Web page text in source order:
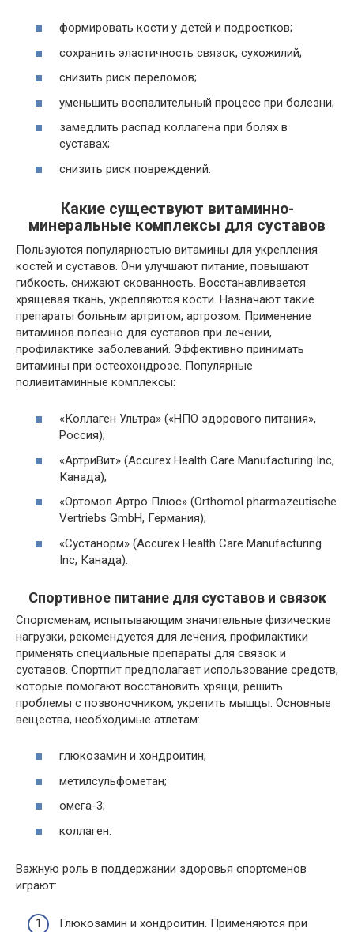
формировать кости у детей и подростков;
сохранить эластичность связок, сухожилий;
снизить риск переломов;
уменьшить воспалительный процесс при болезни;
замедлить распад коллагена при болях в
суставах;
снизить риск повреждений.
Какие существуют витаминно-
минеральные комплексы для суставов
Пользуются популярностью витамины для укрепления
костей и суставов. Они улучшают питание, повышают
гибкость, снижают скованность. Восстанавливается
хрящевая ткань, укрепляются кости. Назначают такие
препараты больным артритом, артрозом. Применение
витаминов полезно для суставов при лечении,
профилактике заболеваний. Эффективно принимать
витамины при остеохондрозе. Популярные
поливитаминные комплексы:
«Коллаген Ультра» («НПО здорового питания»,
Россия);
«АртриВит» (Accurex Health Care Manufacturing Inc,
Канада);
«Ортомол Артро Плюс» (Orthomol pharmazeutische
Vertriebs GmbH, Германия);
«Сустанорм» (Accurex Health Care Manufacturing
Inc, Канада).
Спортивное питание для суставов и связок
Спортсменам, испытывающим значительные физические
нагрузки, рекомендуется для лечения, профилактики
применять специальные препараты для связок и
суставов. Спортпит предполагает использование средств,
которые помогают восстановить хрящи, решить
проблемы с позвоночником, укрепить мышцы. Основные
вещества, необходимые атлетам:
глюкозамин и хондроитин;
метилсульфометан;
омега-3;
коллаген.
Важную роль в поддержании здоровья спортсменов
играют:
Глюкозамин и хондроитин. Применяются при